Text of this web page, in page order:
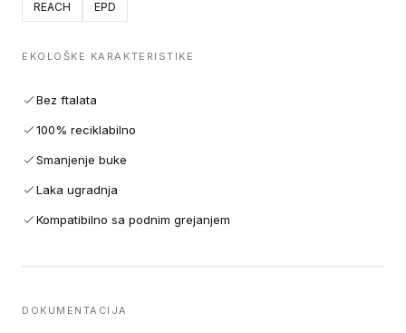
REACH EPD
EKOLOŠKE KARAKTERISTIKE
Bez ftalata
100% reciklabilno
Smanjenje buke
Laka ugradnja
Kompatibilno sa podnim grejanjem
DOKUMENTACIJA